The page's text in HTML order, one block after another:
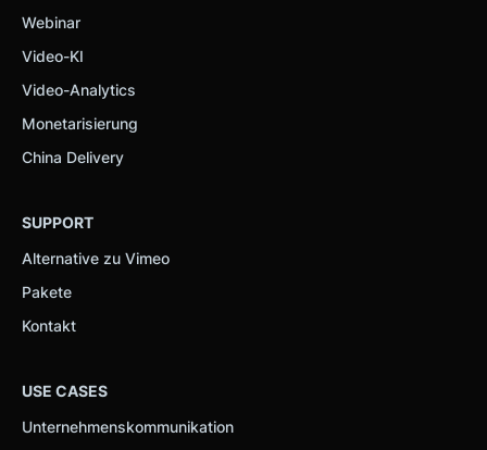
Webinar
Video-KI
Video-Analytics
Monetarisierung
China Delivery
SUPPORT
Alternative zu Vimeo
Pakete
Kontakt
USE CASES
Unternehmenskommunikation